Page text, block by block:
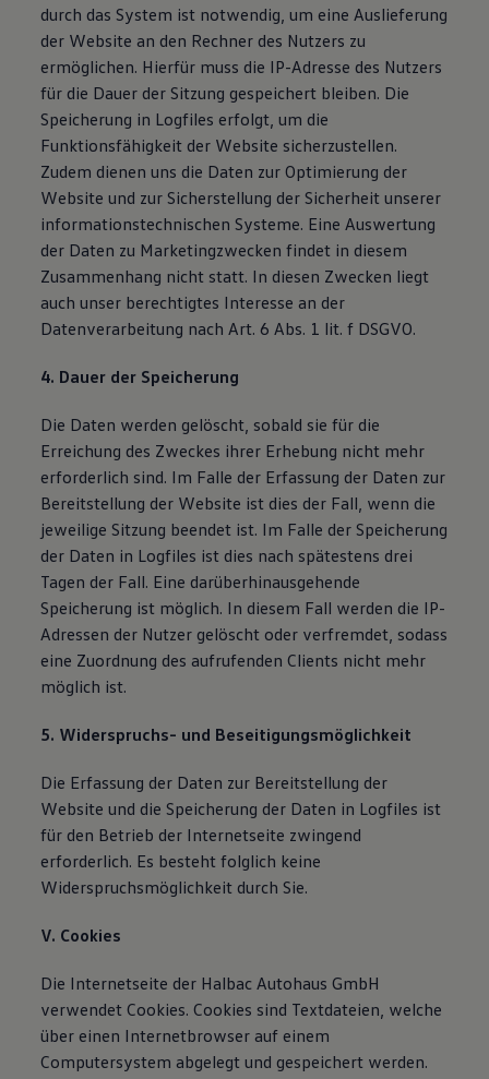
durch das System ist notwendig, um eine Auslieferung
der Website an den Rechner des Nutzers zu
ermöglichen. Hierfür muss die IP-Adresse des Nutzers
für die Dauer der Sitzung gespeichert bleiben. Die
Speicherung in Logfiles erfolgt, um die
Funktionsfähigkeit der Website sicherzustellen.
Zudem dienen uns die Daten zur Optimierung der
Website und zur Sicherstellung der Sicherheit unserer
informationstechnischen Systeme. Eine Auswertung
der Daten zu Marketingzwecken findet in diesem
Zusammenhang nicht statt. In diesen Zwecken liegt
auch unser berechtigtes Interesse an der
Datenverarbeitung nach Art. 6 Abs. 1 lit. f DSGVO.
4. Dauer der Speicherung
Die Daten werden gelöscht, sobald sie für die
Erreichung des Zweckes ihrer Erhebung nicht mehr
erforderlich sind. Im Falle der Erfassung der Daten zur
Bereitstellung der Website ist dies der Fall, wenn die
jeweilige Sitzung beendet ist. Im Falle der Speicherung
der Daten in Logfiles ist dies nach spätestens drei
Tagen der Fall. Eine darüberhinausgehende
Speicherung ist möglich. In diesem Fall werden die IP-
Adressen der Nutzer gelöscht oder verfremdet, sodass
eine Zuordnung des aufrufenden Clients nicht mehr
möglich ist.
5. Widerspruchs- und Beseitigungsmöglichkeit
Die Erfassung der Daten zur Bereitstellung der
Website und die Speicherung der Daten in Logfiles ist
für den Betrieb der Internetseite zwingend
erforderlich. Es besteht folglich keine
Widerspruchsmöglichkeit durch Sie.
V. Cookies
Die Internetseite der Halbac Autohaus GmbH
verwendet Cookies. Cookies sind Textdateien, welche
über einen Internetbrowser auf einem
Computersystem abgelegt und gespeichert werden.